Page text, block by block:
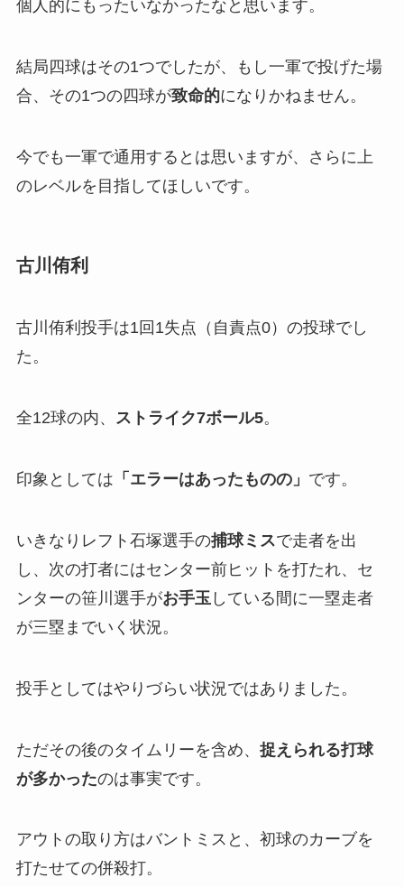
個人的にもったいなかったなと思います。
結局四球はその1つでしたが、もし一軍で投げた場
合、その1つの四球が致命的になりかねません。
今でも一軍で通用するとは思いますが、さらに上
のレベルを目指してほしいです。
古川侑利
古川侑利投手は1回1失点（自責点0）の投球でし
た。
全12球の内、 ストライク7ボール5。
印象としては 「 エラーはあったものの」 です。
いきなりレフト石塚選手の捕球ミスで走者を出
し、次の打者にはセンター前ヒットを打たれ、セ
ンターの笹川選手がお手玉 している間に一塁走者
が三塁までいく状況。
投手としてはやりづらい状況ではありました。
ただその後のタイムリーを含め、 捉えられる打球
が多かったのは事実です。
アウトの取り方はバントミスと、初球のカーブを
打たせての併殺打。